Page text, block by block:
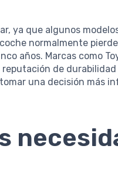
ya que algunos
normalmente
años. Marcas como
de
una decisión más